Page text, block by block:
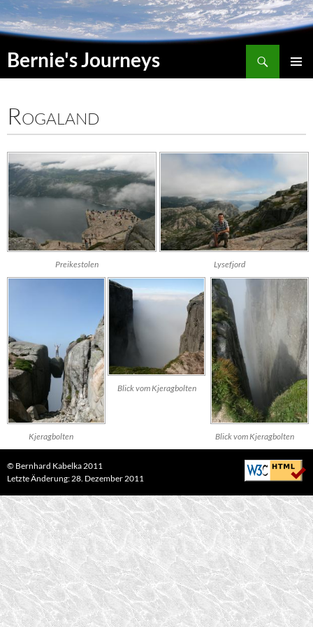
Bernie's Journeys
Suchen
Rogaland
Preikestolen Lysefjord
Kjeragbolten Blick vom Kjeragbolten
Blick vomKjeragbolten
© Bernhard Kabelka 2011
Letzte Änderung: 28. Dezember 2011